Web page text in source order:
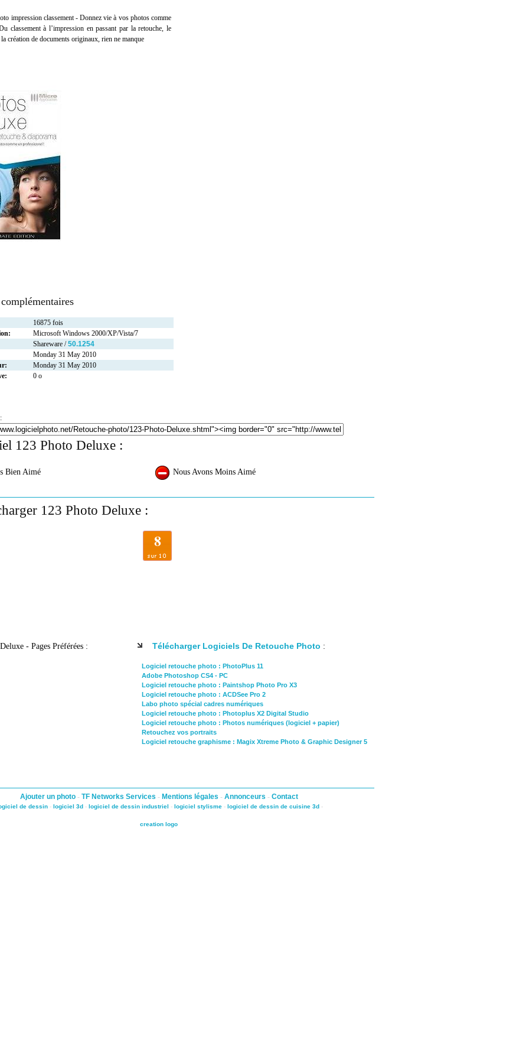
impression classement - Donnez vie à vos photos comme
classement à l’impression en passant par la retouche, le
création de documents originaux, rien ne manque
16875 fois
Microsoft Windows 2000/XP/Vista/7
Shareware /50.1254
Monday 31 May 2010
Monday 31 May 2010
0 o
123 Photo Deluxe :
Bien Aimé Nous Avons Moins Aimé
123 Photo Deluxe :
8
- Pages Préférées : Télécharger Logiciels De Retouche Photo :
Logiciel retouche photo : PhotoPlus 11
Adobe Photoshop CS4 - PC
Logiciel retouche photo : Paintshop Photo Pro X3
Logiciel retouche photo : ACDSee Pro 2
Labo photo spécial cadres numériques
Logiciel retouche photo : Photoplus X2 Digital Studio
Logiciel retouche photo : Photos numériques (logiciel + papier)
Retouchez vos portraits
Logiciel retouche graphisme : Magix Xtreme Photo & Graphic Designer 5
Ajouter un photo - TF Networks Services - Mentions légales - Annonceurs - Contact
de dessin - logiciel 3d - logiciel de dessin industriel - logiciel stylisme - logiciel de dessin de cuisine 3d -
creation logo